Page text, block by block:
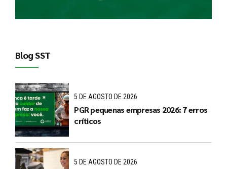
Blog SST
5 DE AGOSTO DE 2026
PGR pequenas empresas 2026: 7 erros
críticos
5 DE AGOSTO DE 2026